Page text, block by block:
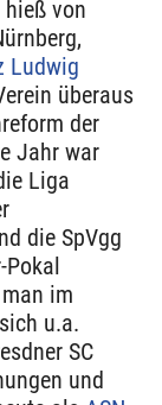
von
Ludwig
überaus
der
Jahr war
Liga
die SpVgg
Pokal
im
u.a.
SC
und